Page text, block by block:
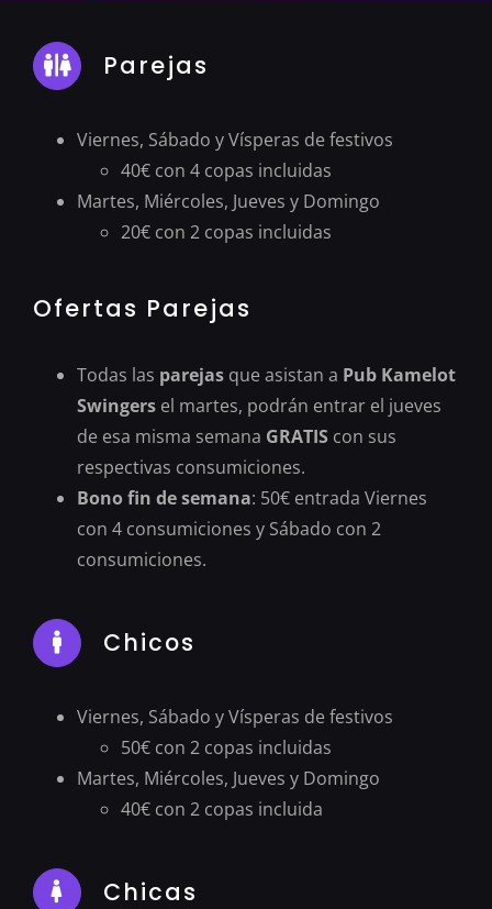
Parejas
Viernes, Sábado y Vísperas de festivos
40€ con 4 copas incluidas
Martes, Miércoles, Jueves y Domingo
20€ con 2 copas incluidas
Ofertas Parejas
Todas las parejasque asistan a Pub Kamelot
Swingersel martes, podrán entrar el jueves
de esa misma semana GRATIScon sus
respectivas consumiciones.
Bono fin de semana: 50€ entrada Viernes
con 4 consumiciones y Sábado con 2
consumiciones.
Chicos
Viernes, Sábado y Vísperas de festivos
50€ con 2 copas incluidas
Martes, Miércoles, Jueves y Domingo
40€ con 2 copas incluida
Chicas